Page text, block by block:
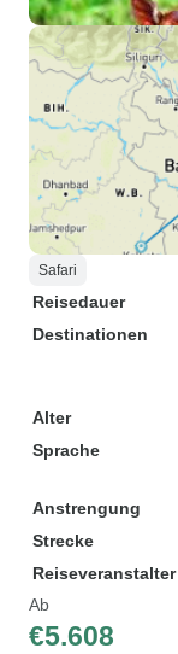
Safari
Reisedauer
Destinationen
Alter
Sprache
Anstrengung
Strecke
Reiseveranstalter
Ab
€5.608